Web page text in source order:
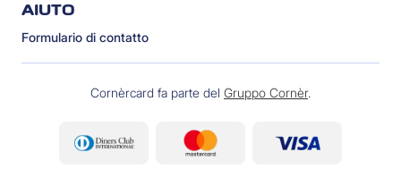
AIUTO
Formulario di contatto
Cornèrcard fa parte del Gruppo Cornèr.